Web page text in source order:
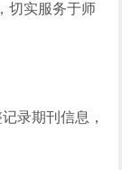
切实服务于师
录期刊信息，